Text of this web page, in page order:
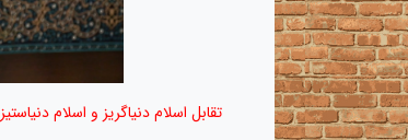
تقابل اسلام دنیاگریز و اسلام دنیاستیز